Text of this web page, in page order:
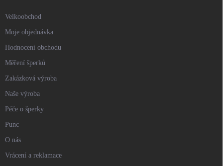
Velkoobchod
Moje objednávka
Hodnocení obchodu
Měření šperků
Zakázková výroba
Naše výroba
Péče o šperky
Punc
O nás
Vrácení a reklamace